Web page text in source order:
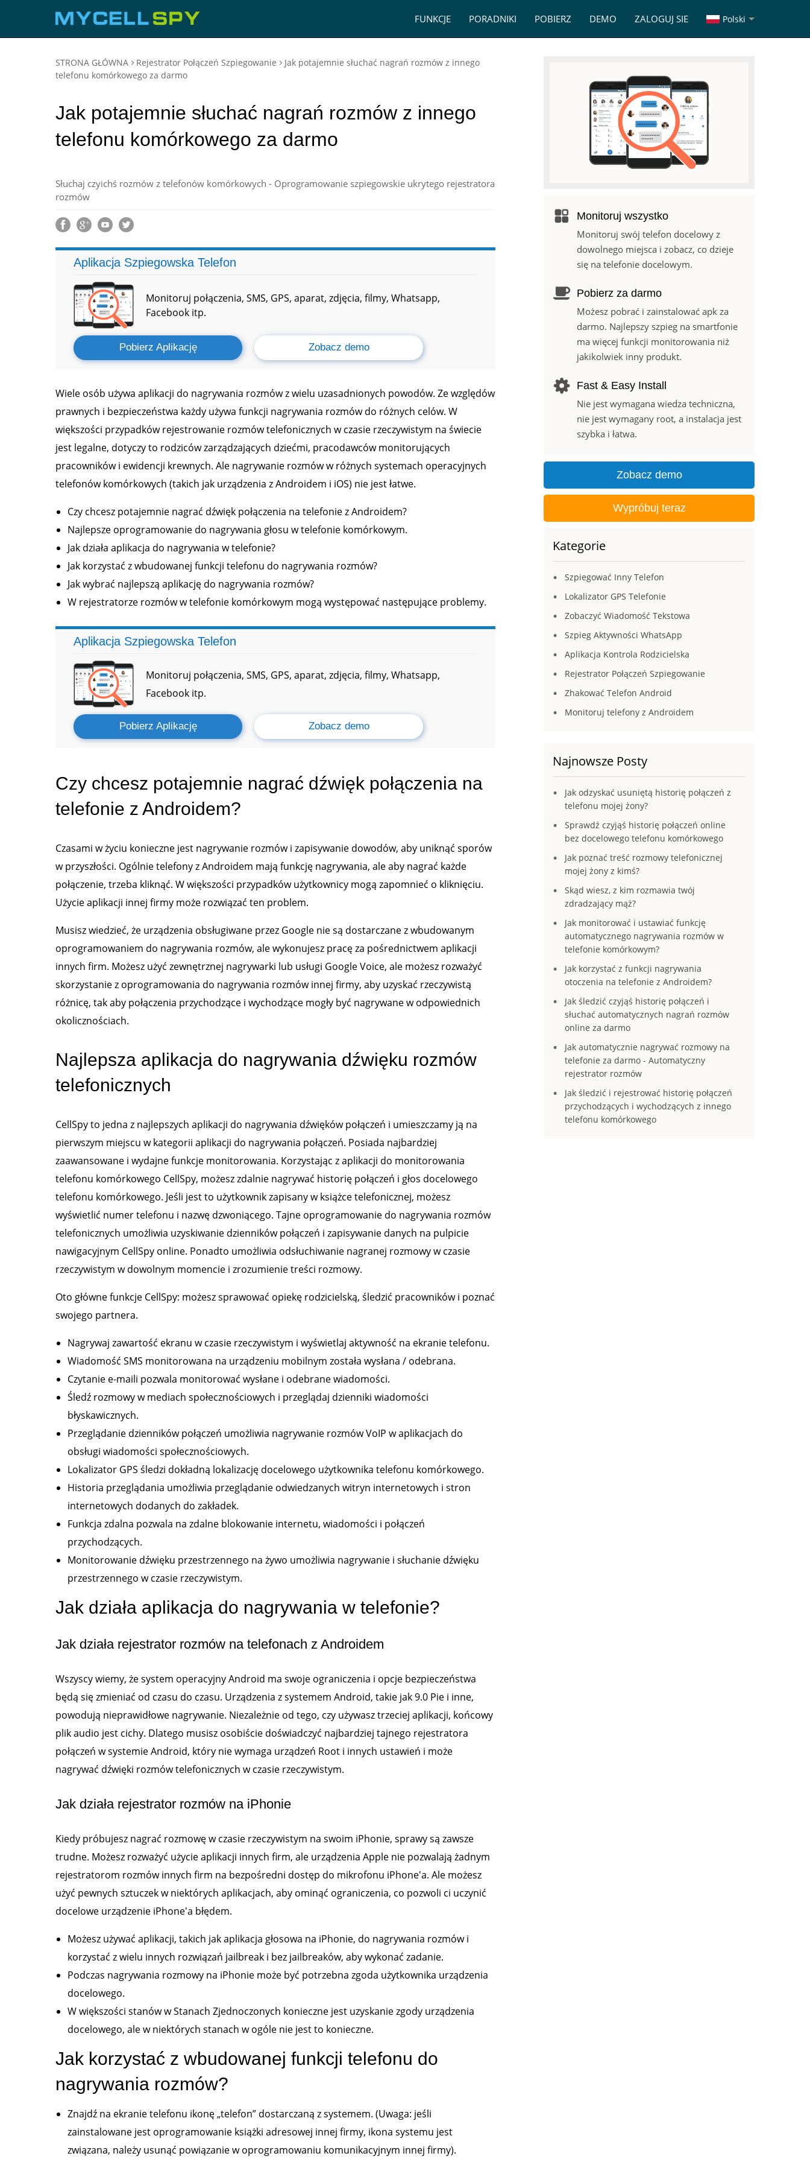
FUNKCJE PORADNIKI POBIERZ DEMO ZALOGUJ SIE Polski
STRONA GŁÓWNA Rejestrator Połączeń Szpiegowanie
Jak potajemnie słuchać nagrań rozmów z innego
telefonu komórkowego za darmo
Jak potajemnie słuchać nagrań rozmów z innego
telefonu komórkowego za darmo
Słuchaj czyichś rozmów z telefonów komórkowych - Oprogramowanie szpiegowskie ukrytego rejestratora
rozmów
Aplikacja Szpiegowska Telefon
Monitoruj połączenia, SMS, GPS, aparat, zdjęcia, filmy, Whatsapp,
Facebook itp.
Pobierz Aplikację Zobacz demo
Wiele osób używa aplikacji do nagrywania rozmów z wielu uzasadnionych powodów. Ze względów
prawnych i bezpieczeństwa każdy używa funkcji nagrywania rozmów do różnych celów. W
większości przypadków rejestrowanie rozmów telefonicznych w czasie rzeczywistym na świecie
jest legalne, dotyczy to rodziców zarządzających dziećmi, pracodawców monitorujących
pracowników i ewidencji krewnych. Ale nagrywanie rozmów w różnych systemach operacyjnych
telefonów komórkowych (takich jak urządzenia z Androidem i iOS) nie jest łatwe.
Czy chcesz potajemnie nagrać dźwięk połączenia na telefonie z Androidem?
Najlepsze oprogramowanie do nagrywania głosu w telefonie komórkowym.
Jak działa aplikacja do nagrywania w telefonie?
Jak korzystać z wbudowanej funkcji telefonu do nagrywania rozmów?
Jak wybrać najlepszą aplikację do nagrywania rozmów?
W rejestratorze rozmów w telefonie komórkowym mogą występować następujące problemy.
Aplikacja Szpiegowska Telefon
Monitoruj połączenia, SMS, GPS, aparat, zdjęcia, filmy, Whatsapp,
Facebook itp.
Pobierz Aplikację Zobacz demo
Czy chcesz potajemnie nagrać dźwięk połączenia na
telefonie z Androidem?
Czasami w życiu konieczne jest nagrywanie rozmów i zapisywanie dowodów, aby uniknąć sporów
w przyszłości. Ogólnie telefony z Androidem mają funkcję nagrywania, ale aby nagrać każde
połączenie, trzeba kliknąć. W większości przypadków użytkownicy mogą zapomnieć o kliknięciu.
Użycie aplikacji innej firmy może rozwiązać ten problem.
Musisz wiedzieć, że urządzenia obsługiwane przez Google nie są dostarczane z wbudowanym
oprogramowaniem do nagrywania rozmów, ale wykonujesz pracę za pośrednictwem aplikacji
innych firm. Możesz użyć zewnętrznej nagrywarki lub usługi Google Voice, ale możesz rozważyć
skorzystanie z oprogramowania do nagrywania rozmów innej firmy, aby uzyskać rzeczywistą
różnicę, tak aby połączenia przychodzące i wychodzące mogły być nagrywane w odpowiednich
okolicznościach.
Najlepsza aplikacja do nagrywania dźwięku rozmów
telefonicznych
CellSpy to jedna z najlepszych aplikacji do nagrywania dźwięków połączeń i umieszczamy ją na
pierwszym miejscu w kategorii aplikacji do nagrywania połączeń. Posiada najbardziej
zaawansowane i wydajne funkcje monitorowania. Korzystając z aplikacji do monitorowania
telefonu komórkowego CellSpy, możesz zdalnie nagrywać historię połączeń i głos docelowego
telefonu komórkowego. Jeśli jest to użytkownik zapisany w książce telefonicznej, możesz
wyświetlić numer telefonu i nazwę dzwoniącego. Tajne oprogramowanie do nagrywania rozmów
telefonicznych umożliwia uzyskiwanie dzienników połączeń i zapisywanie danych na pulpicie
nawigacyjnym CellSpy online. Ponadto umożliwia odsłuchiwanie nagranej rozmowy w czasie
rzeczywistym w dowolnym momencie i zrozumienie treści rozmowy.
Oto główne funkcje CellSpy: możesz sprawować opiekę rodzicielską, śledzić pracowników i poznać
swojego partnera.
Nagrywaj zawartość ekranu w czasie rzeczywistym i wyświetlaj aktywność na ekranie telefonu.
Wiadomość SMS monitorowana na urządzeniu mobilnym została wysłana / odebrana.
Czytanie e-maili pozwala monitorować wysłane i odebrane wiadomości.
Śledź rozmowy w mediach społecznościowych i przeglądaj dzienniki wiadomości
błyskawicznych.
Przeglądanie dzienników połączeń umożliwia nagrywanie rozmów VoIP w aplikacjach do
obsługi wiadomości społecznościowych.
Lokalizator GPS śledzi dokładną lokalizację docelowego użytkownika telefonu komórkowego.
Historia przeglądania umożliwia przeglądanie odwiedzanych witryn internetowych i stron
internetowych dodanych do zakładek.
Funkcja zdalna pozwala na zdalne blokowanie internetu, wiadomości i połączeń
przychodzących.
Monitorowanie dźwięku przestrzennego na żywo umożliwia nagrywanie i słuchanie dźwięku
przestrzennego w czasie rzeczywistym.
Jak działa aplikacja do nagrywania w telefonie?
Jak działa rejestrator rozmów na telefonach z Androidem
Wszyscy wiemy, że system operacyjny Android ma swoje ograniczenia i opcje bezpieczeństwa
będą się zmieniać od czasu do czasu. Urządzenia z systemem Android, takie jak 9.0 Pie i inne,
powodują nieprawidłowe nagrywanie. Niezależnie od tego, czy używasz trzeciej aplikacji, końcowy
plik audio jest cichy. Dlatego musisz osobiście doświadczyć najbardziej tajnego rejestratora
połączeń w systemie Android, który nie wymaga urządzeń Root i innych ustawień i może
nagrywać dźwięki rozmów telefonicznych w czasie rzeczywistym.
Jak działa rejestrator rozmów na iPhonie
Kiedy próbujesz nagrać rozmowę w czasie rzeczywistym na swoim iPhonie, sprawy są zawsze
trudne. Możesz rozważyć użycie aplikacji innych firm, ale urządzenia Apple nie pozwalają żadnym
rejestratorom rozmów innych firm na bezpośredni dostęp do mikrofonu iPhone'a. Ale możesz
użyć pewnych sztuczek w niektórych aplikacjach, aby ominąć ograniczenia, co pozwoli ci uczynić
docelowe urządzenie iPhone'a błędem.
Możesz używać aplikacji, takich jak aplikacja głosowa na iPhonie, do nagrywania rozmów i
korzystać z wielu innych rozwiązań jailbreak i bez jailbreaków, aby wykonać zadanie.
Podczas nagrywania rozmowy na iPhonie może być potrzebna zgoda użytkownika urządzenia
docelowego.
W większości stanów w Stanach Zjednoczonych konieczne jest uzyskanie zgody urządzenia
docelowego, ale w niektórych stanach w ogóle nie jest to konieczne.
Jak korzystać z wbudowanej funkcji telefonu do
nagrywania rozmów?
Znajdź na ekranie telefonu ikonę „telefon” dostarczaną z systemem. (Uwaga: jeśli
zainstalowane jest oprogramowanie książki adresowej innej firmy, ikona systemu jest
związana, należy usunąć powiązanie w oprogramowaniu komunikacyjnym innej firmy).
Monitoruj wszystko
Monitoruj swój telefon docelowy z
dowolnego miejsca i zobacz, co dzieje
się na telefonie docelowym.
Pobierz za darmo
Możesz pobrać i zainstalować apk za
darmo. Najlepszy szpieg na smartfonie
ma więcej funkcji monitorowania niż
jakikolwiek inny produkt.
Fast & Easy Install
Nie jest wymagana wiedza techniczna,
nie jest wymagany root, a instalacja jest
szybka i łatwa.
Zobacz demo
Wypróbuj teraz
Kategorie
Szpiegować Inny Telefon
Lokalizator GPS Telefonie
Zobaczyć Wiadomość Tekstowa
Szpieg Aktywności WhatsApp
Aplikacja Kontrola Rodzicielska
Rejestrator Połączeń Szpiegowanie
Zhakować Telefon Android
Monitoruj telefony z Androidem
Najnowsze Posty
Jak odzyskać usuniętą historię połączeń z
telefonu mojej żony?
Sprawdź czyjąś historię połączeń online
bez docelowego telefonu komórkowego
Jak poznać treść rozmowy telefonicznej
mojej żony z kimś?
Skąd wiesz, z kim rozmawia twój
zdradzający mąż?
Jak monitorować i ustawiać funkcję
automatycznego nagrywania rozmów w
telefonie komórkowym?
Jak korzystać z funkcji nagrywania
otoczenia na telefonie z Androidem?
Jak śledzić czyjąś historię połączeń i
słuchać automatycznych nagrań rozmów
online za darmo
Jak automatycznie nagrywać rozmowy na
telefonie za darmo - Automatyczny
rejestrator rozmów
Jak śledzić i rejestrować historię połączeń
przychodzących i wychodzących z innego
telefonu komórkowego